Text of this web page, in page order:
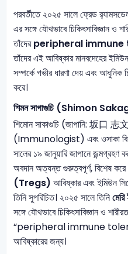
পরবর্তীতে ২০২৫ সালে ফ্রেড
এর সঙ্গে যৌথভাবে চিকিৎসাবিজ্ঞান ও
তাঁদেরperipheral
তাঁদের এই আবিষ্কার মানবদেহের
সম্পর্কে গভীর ধারণা দেয় এবং আধুনিক
করে।
শিমন সাগাগুচি (Shimon
শিমোন সাকাগুচি (জাপানি: 坂口 志
(Immunologist) এবং ওসাকা
সালের ১৯ জানুয়ারি জাপানে জন্মগ্রহণ
অবদান অত্যন্ত গুরুত্বপূর্ণ, বিশেষ করে
(Tregs) আবিষ্কার এবং ইমিউন
তিনি সুপরিচিত। ২০২৫ সালে তিনি
সঙ্গে যৌথভাবে চিকিৎসাবিজ্ঞান ও
“peripheral immune
আবিষ্কারের জন্য।